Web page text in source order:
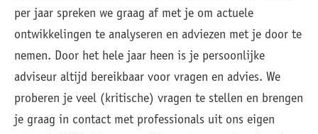
per jaar spreken we graag af met je om actuele
ontwikkelingen te analyseren en adviezen met je door te
nemen. Door het hele jaar heen is je persoonlijke
adviseur altijd bereikbaar voor vragen en advies. We
proberen je veel (kritische) vragen te stellen en brengen
je graag in contact met professionals uit ons eigen